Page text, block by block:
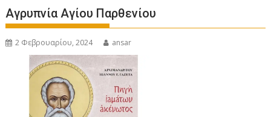
Αγρυπνία Αγίου Παρθενίου
2 Φεβρουαρίου, 2024 ansar